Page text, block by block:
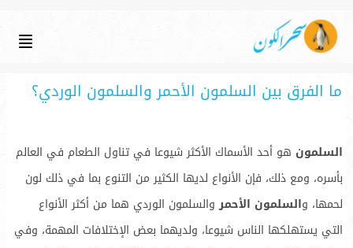
ما الفرق بين السلمون الأحمر والسلمون الوردي؟
السلمون هو أحد الأسماك الأكثر شيوعا في تناول الطعام في العالم
بأسره، ومع ذلك، فإن الأنواع لديها الكثير من التنوع بما في ذلك لون
لحمها، والسلمون الأحمروالسلمون الوردي هما من أكثر الأنواع
التي يستهلكها الناس شيوعا، ولديهما بعض الإختلافات المهمة، وفي